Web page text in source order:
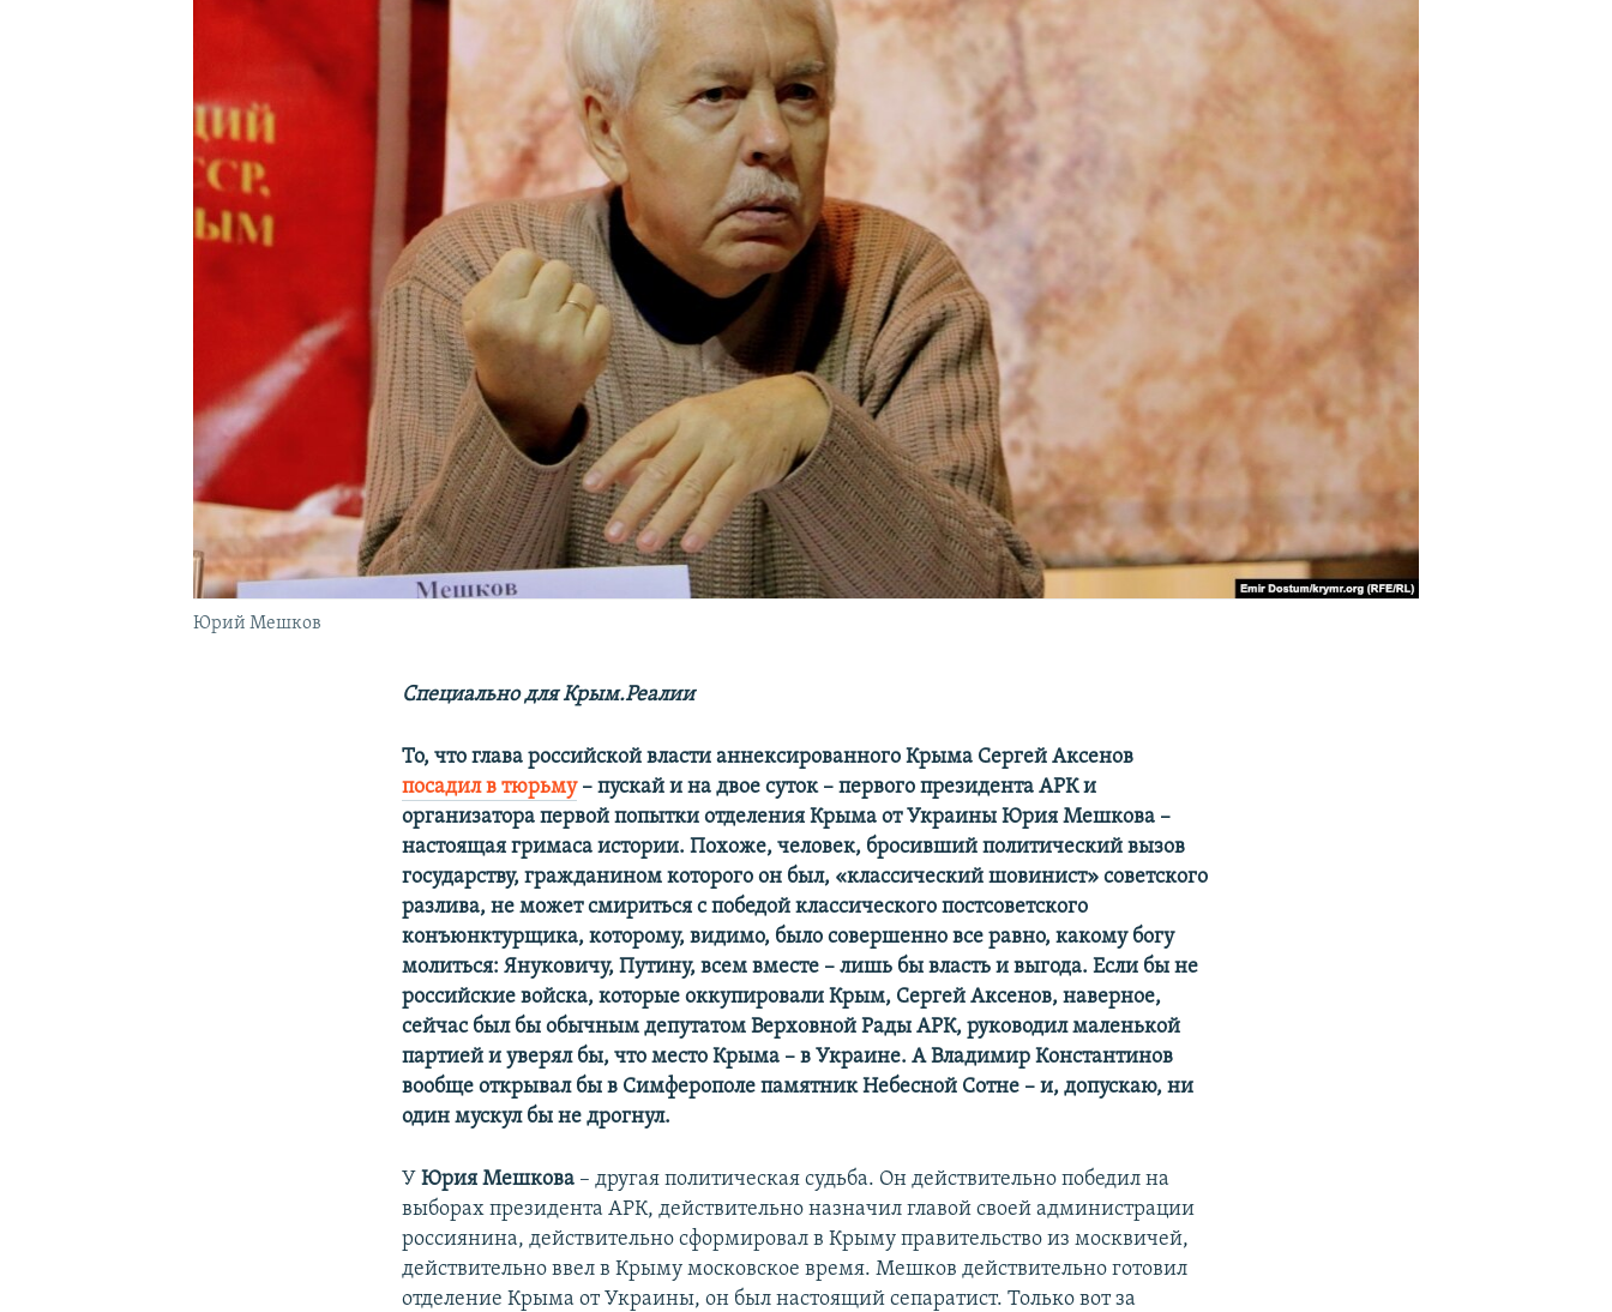
УКРАИНСКАЯ ПРОБЛЕМА КРЫМА
Юрий Мешков
Специально для Крым.Реалии
То, что глава российской власти аннексированного Крыма Сергей Аксенов
посадил в тюрьму– пускай и на двое суток – первого президента АРК и
организатора первой попытки отделения Крыма от Украины Юрия Мешкова –
настоящая гримаса истории. Похоже, человек, бросивший политический вызов
государству, гражданином которого он был, «классический шовинист» советского
разлива, не может смириться с победой классического постсоветского
конъюнктурщика, которому, видимо, было совершенно все равно, какому богу
молиться: Януковичу, Путину, всем вместе – лишь бы власть и выгода. Если бы не
российские войска, которые оккупировали Крым, Сергей Аксенов, наверное,
сейчас был бы обычным депутатом Верховной Рады АРК, руководил маленькой
партией и уверял бы, что место Крыма – в Украине. А Владимир Константинов
вообще открывал бы в Симферополе памятник Небесной Сотне – и, допускаю, ни
один мускул бы не дрогнул.
УЮрия Мешкова – другая политическая судьба. Он действительно победил на
выборах президента АРК, действительно назначил главой своей администрации
россиянина, действительно сформировал в Крыму правительство из москвичей,
действительно ввел в Крыму московское время. Мешков действительно готовил
отделение Крыма от Украины, он был настоящий сепаратист. Только вот за